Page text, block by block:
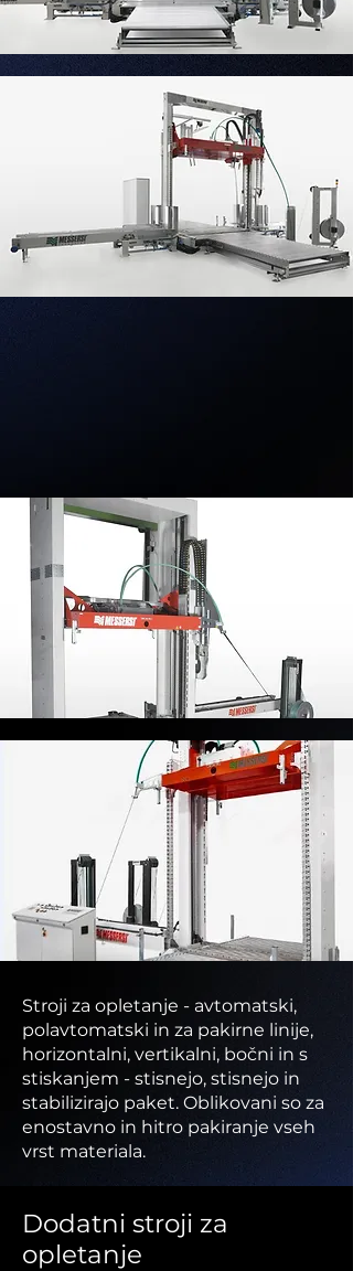
Stroji za opletanje - avtomatski,
polavtomatski in za pakirne linije,
horizontalni, vertikalni, bočni in s
stiskanjem - stisnejo, stisnejo in
stabilizirajo paket. Oblikovani so za
enostavno in hitro pakiranje vseh
vrst materiala.
Dodatni stroji za
opletanje